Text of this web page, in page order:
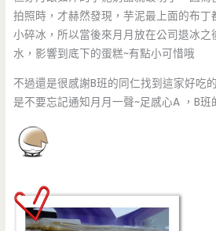
拍照時，才赫然發現，芋泥最上面的布丁
小碎冰，所以當後來月月放在公司退冰
水，影響到底下的蛋糕~有點小可惜哦
不過還是很感謝B班的同仁找到這家好吃
是不要忘記通知月月一聲~足感心A ，B